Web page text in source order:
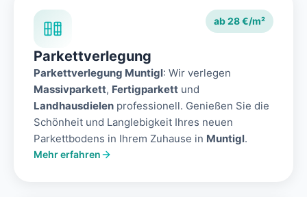
ab 28 €/m²
Parkettverlegung
Parkettverlegung Muntigl: Wir verlegen
Massivparkett, Fertigparkett und
Landhausdielen professionell. Genießen Sie die
Schönheit und Langlebigkeit Ihres neuen
Parkettbodens in Ihrem Zuhause in Muntigl.
Mehr erfahren